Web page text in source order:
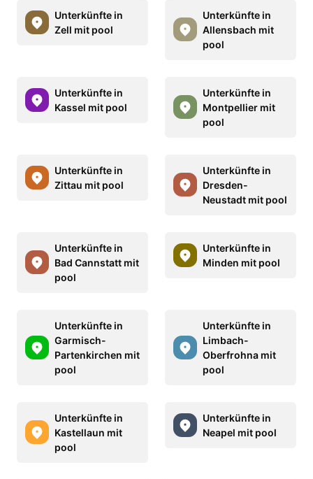
Unterkünfte in
Zell mit pool
Unterkünfte in
Allensbach mit
pool
Unterkünfte in
Kassel mit pool
Unterkünfte in
Montpellier mit
pool
Unterkünfte in
Zittau mit pool
Unterkünfte in
Dresden-
Neustadt mit pool
Unterkünfte in
Bad Cannstatt mit
pool
Unterkünfte in
Minden mit pool
Unterkünfte in
Garmisch-
Partenkirchen mit
pool
Unterkünfte in
Limbach-
Oberfrohna mit
pool
Unterkünfte in
Kastellaun mit
pool
Unterkünfte in
Neapel mit pool